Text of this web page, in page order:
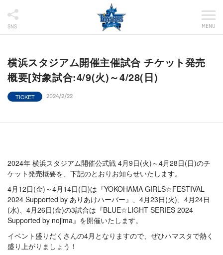
SNS MENU
横浜スタジアム開催主催試合 チケット発売
概要[対象試合:4/9(火)～4/28(日)
TICKET 2024/2/22
2024年 横浜スタジアム開催公式戦 4月9日(火)～4月28日(日)のチ
ケット発売概要を、下記のとおりお知らせいたします。
4月12日(金)～4月14日(日)は『YOKOHAMA GIRLS☆FESTIVAL
2024 Supported by ありあけハーバー』、4月23日(火)、4月24日
(水)、4月26日(金)の3試合は『BLUE☆LIGHT SERIES 2024
Supported by nojima』を開催いたします。
イベント盛りだくさんの4月となりますので、ぜひハマスタで熱く
盛り上がりましょう！